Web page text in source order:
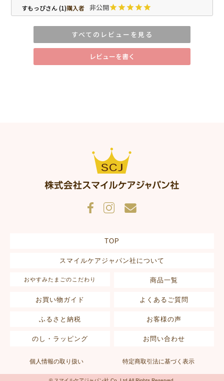
すもっぴ 1 購入者
非公開
ありがとうございました。
てつ 1 購入者 非公開
抱っこで寝てしまったときに、おやすみたまごの上に置くと
泣かずにそのまま寝てくれます。とても助かりました。二つ
すべてのレビューを見る
レビューを書く
TOP
スマイルケアジャパン社について
おやすみたまごのこだわり 商品一覧
お買い物ガイド よくあるご質問
ふるさと納税 お客様の声
のし・ラッピング お問い合わせ
個人情報の取り扱い 特定商取引法に基づく表示